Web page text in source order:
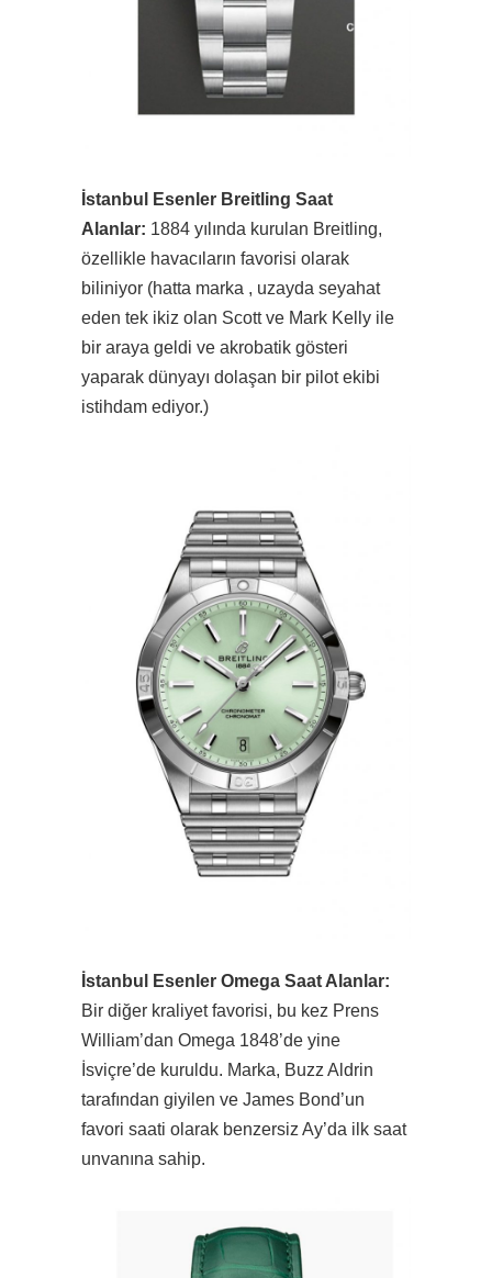
İstanbul Esenler Breitling Saat
Alanlar: 1884 yılında kurulan Breitling,
özellikle havacıların favorisi olarak
biliniyor (hatta marka , uzayda seyahat
eden tek ikiz olan Scott ve Mark Kelly ile
bir araya geldi ve akrobatik gösteri
yaparak dünyayı dolaşan bir pilot ekibi
istihdam ediyor.)
İstanbul Esenler Omega Saat Alanlar:
Bir diğer kraliyet favorisi, bu kez Prens
William’dan Omega 1848’de yine
İsviçre’de kuruldu. Marka, Buzz Aldrin
tarafından giyilen ve James Bond’un
favori saati olarak benzersiz Ay’da ilk saat
unvanına sahip.